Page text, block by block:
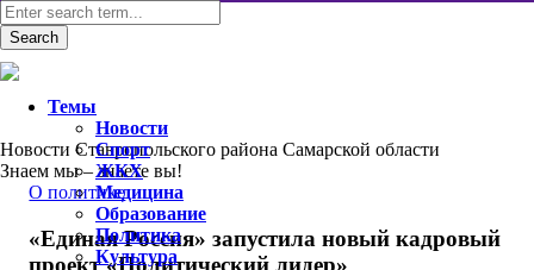
Новости Ставропольского района Самарской области
Знаем мы – знаете вы!
О политике
«Единая Россия» запустила новый кадровый
проект «Политический лидер»
Темы
Новости
Спорт
ЖКХ
Медицина
Образование
Политика
Культура